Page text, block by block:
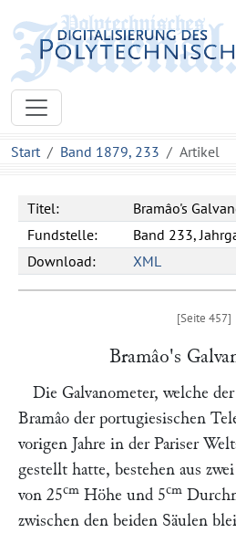
Start Band 1879, 233 Artikel
Titel:
Bramâo's
Fundstelle:
Band 233,
Download:
XML
Bramâo's
Die Galvanometer, welche
Bramâo der portugiesischen
vorigen Jahre in der Pariser
gestellt hatte, bestehen aus
von 25cm Höhe und 5cm
zwischen den beiden Säulen